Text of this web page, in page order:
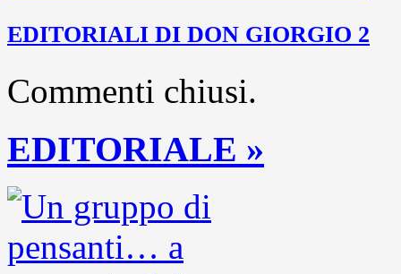
EDITORIALI DI DON GIORGIO 2
Commenti chiusi.
EDITORIALE »